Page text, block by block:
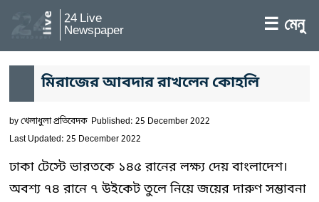
24 Live
Newspaper ☰ মেনু
মিরাজের আবদার রাখলেন কোহলি
byখেলাধুলা প্রতিবেদক Published: 25 December 2022
Last Updated: 25 December 2022
ঢাকা টেস্টে ভারতকে ১৪৫ রানের লক্ষ্য দেয় বাংলাদেশ।
অবশ্য ৭৪ রানে ৭ উইকেট তুলে নিয়ে জয়ের দারুণ সম্ভাবনা